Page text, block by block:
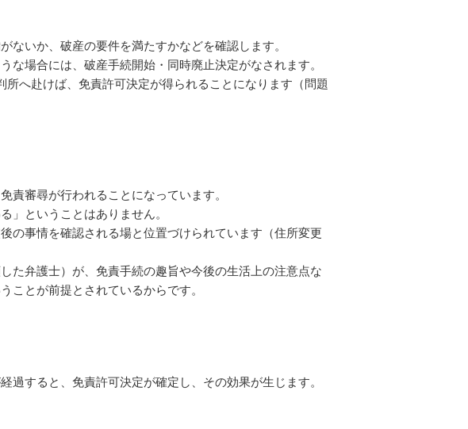
ないか、破産の要件を満たすかなどを確認します。
な場合には、破産手続開始・同時廃止決定がなされます。
へ赴けば、免責許可決定が得られることになります（問題
責審尋が行われることになっています。
」ということはありません。
の事情を確認される場と位置づけられています（住所変更
た弁護士）が、免責手続の趣旨や今後の生活上の注意点な
ことが前提とされているからです。
過すると、免責許可決定が確定し、その効果が生じます。